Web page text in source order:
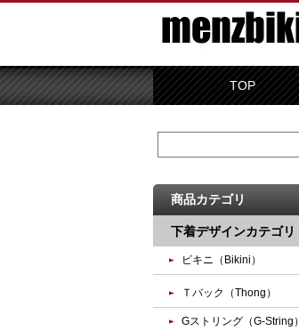
TOP
商品カテゴリ
下着デザインカテゴリ
ビキニ（Bikini）
Ｔバック（Thong）
Gストリング（G-String）